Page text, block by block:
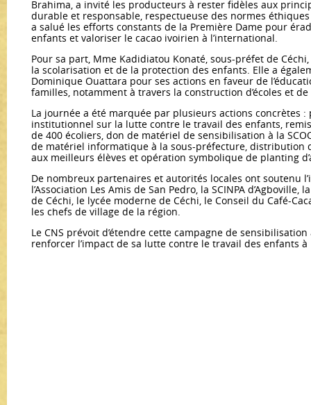
Brahima, a invité les producteurs à rester fidèles aux
durable et responsable, respectueuse des normes
a salué les efforts constants de la Première Dame pour
enfants et valoriser le cacao ivoirien à l’international.
Pour sa part, Mme Kadidiatou Konaté, sous-préfet de
la scolarisation et de la protection des enfants. Elle a
Dominique Ouattara pour ses actions en faveur de
familles, notamment à travers la construction d’écoles et de
La journée a été marquée par plusieurs actions concrètes :
institutionnel sur la lutte contre le travail des enfants,
de 400 écoliers, don de matériel de sensibilisation à la
de matériel informatique à la sous-préfecture, distribution
aux meilleurs élèves et opération symbolique de planting
De nombreux partenaires et autorités locales ont soutenu
l’Association Les Amis de San Pedro, la SCINPA
de Céchi, le lycée moderne de Céchi, le Conseil du Café-
les chefs de village de la région.
Le CNS prévoit d’étendre cette campagne de
renforcer l’impact de sa lutte contre le travail des enfants à